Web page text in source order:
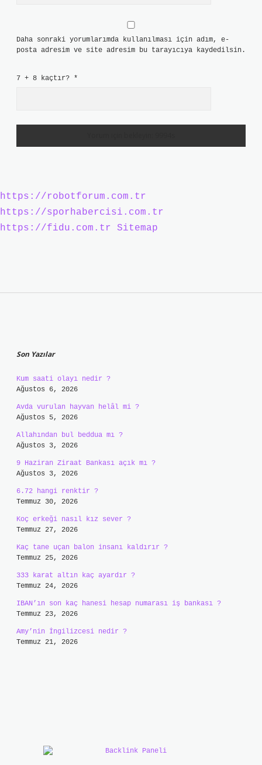
Daha sonraki yorumlarımda kullanılması için adım, e-
posta adresim ve site adresim bu tarayıcıya kaydedilsin.
7 + 8 kaçtır? *
https://robotforum.com.tr
https://sporhabercisi.com.tr
https://fidu.com.tr
Sitemap
Son Yazılar
Kum saati olayı nedir ?
Ağustos 6, 2026
Avda vurulan hayvan helâl mi ?
Ağustos 5, 2026
Allahından bul beddua mı ?
Ağustos 3, 2026
9 Haziran Ziraat Bankası açık mı ?
Ağustos 3, 2026
6.72 hangi renktir ?
Temmuz 30, 2026
Koç erkeği nasıl kız sever ?
Temmuz 27, 2026
Kaç tane uçan balon insanı kaldırır ?
Temmuz 25, 2026
333 karat altın kaç ayardır ?
Temmuz 24, 2026
IBAN’ın son kaç hanesi hesap numarası iş bankası ?
Temmuz 23, 2026
Amy’nin İngilizcesi nedir ?
Temmuz 21, 2026